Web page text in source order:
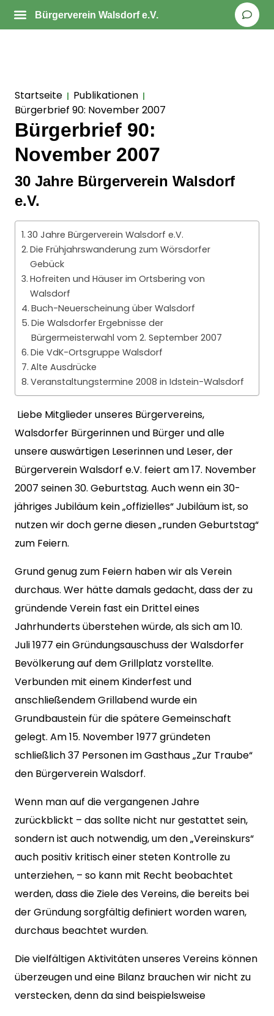
Bürgerverein Walsdorf e.V.
Startseite
Publikationen
Bürgerbrief 90: November 2007
Bürgerbrief 90:
November 2007
30 Jahre Bürgerverein Walsdorf
e.V.
30 Jahre Bürgerverein Walsdorf e.V.
Die Frühjahrswanderung zum Wörsdorfer
Gebück
Hofreiten und Häuser im Ortsbering von
Walsdorf
Buch-Neuerscheinung über Walsdorf
Die Walsdorfer Ergebnisse der
Bürgermeisterwahl vom 2. September 2007
Die VdK-Ortsgruppe Walsdorf
Alte Ausdrücke
Veranstaltungstermine 2008 in Idstein-Walsdorf
Liebe Mitglieder unseres Bürgervereins,
Walsdorfer Bürgerinnen und Bürger und alle
unsere auswärtigen Leserinnen und Leser, der
Bürgerverein Walsdorf e.V. feiert am 17. November
2007 seinen 30. Geburtstag. Auch wenn ein 30-
jähriges Jubiläum kein „offizielles“ Jubiläum ist, so
nutzen wir doch gerne diesen „runden Geburtstag“
zum Feiern.
Grund genug zum Feiern haben wir als Verein
durchaus. Wer hätte damals gedacht, dass der zu
gründende Verein fast ein Drittel eines
Jahrhunderts überstehen würde, als sich am 10.
Juli 1977 ein Gründungsauschuss der Walsdorfer
Bevölkerung auf dem Grillplatz vorstellte.
Verbunden mit einem Kinderfest und
anschließendem Grillabend wurde ein
Grundbaustein für die spätere Gemeinschaft
gelegt. Am 15. November 1977 gründeten
schließlich 37 Personen im Gasthaus „Zur Traube“
den Bürgerverein Walsdorf.
Wenn man auf die vergangenen Jahre
zurückblickt – das sollte nicht nur gestattet sein,
sondern ist auch notwendig, um den „Vereinskurs“
auch positiv kritisch einer steten Kontrolle zu
unterziehen, – so kann mit Recht beobachtet
werden, dass die Ziele des Vereins, die bereits bei
der Gründung sorgfältig definiert worden waren,
durchaus beachtet wurden.
Die vielfältigen Aktivitäten unseres Vereins können
überzeugen und eine Bilanz brauchen wir nicht zu
verstecken, denn da sind beispielsweise